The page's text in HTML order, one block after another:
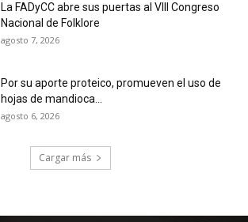
La FADyCC abre sus puertas al VIII Congreso
Nacional de Folklore
agosto 7, 2026
Por su aporte proteico, promueven el uso de
hojas de mandioca...
agosto 6, 2026
Cargar más